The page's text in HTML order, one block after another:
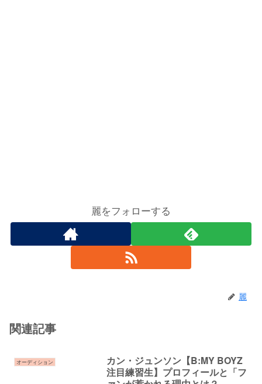
麗をフォローする
麗
関連記事
オーディション
カン・ジュンソン【B:MY BOYZ
注目練習生】プロフィールと「フ